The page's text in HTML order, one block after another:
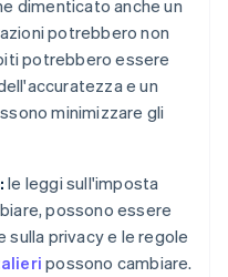
dimenticato anche un
potrebbero non
potrebbero essere
e un
minimizzare gli
le leggi sull'imposta
possono essere
privacy e le regole
possono cambiare.